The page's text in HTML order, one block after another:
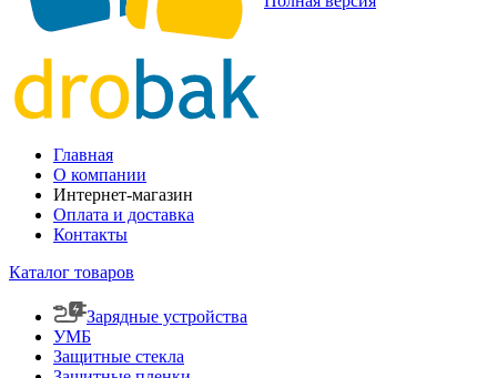
Главная
О компании
Интернет-магазин
Оплата и доставка
Контакты
Каталог товаров
Зарядные устройства
УМБ
Защитные стекла